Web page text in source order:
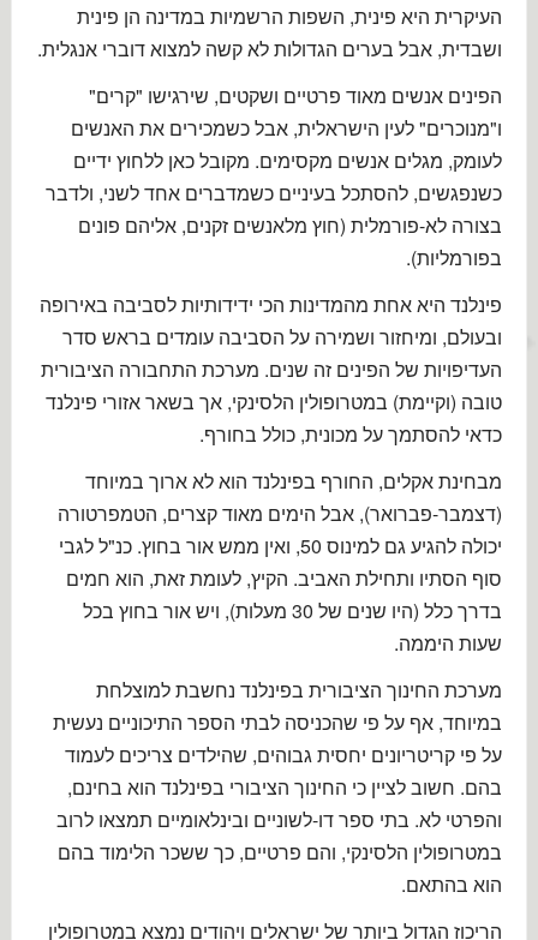
העיקרית היא פינית, השפות הרשמיות במדינה הן פינית
ושבדית, אבל בערים הגדולות לא קשה למצוא דוברי אנגלית.
הפינים אנשים מאוד פרטיים ושקטים, שירגישו "קרים"
ו"מנוכרים" לעין הישראלית, אבל כשמכירים את האנשים
לעומק, מגלים אנשים מקסימים. מקובל כאן ללחוץ ידיים
כשנפגשים, להסתכל בעיניים כשמדברים אחד לשני, ולדבר
בצורה לא-פורמלית (חוץ מלאנשים זקנים, אליהם פונים
בפורמליות).
פינלנד היא אחת מהמדינות הכי ידידותיות לסביבה באירופה
ובעולם, ומיחזור ושמירה על הסביבה עומדים בראש סדר
העדיפויות של הפינים זה שנים. מערכת התחבורה הציבורית
טובה (וקיימת) במטרופולין הלסינקי, אך בשאר אזורי פינלנד
כדאי להסתמך על מכונית, כולל בחורף.
מבחינת אקלים, החורף בפינלנד הוא לא ארוך במיוחד
(דצמבר-פברואר), אבל הימים מאוד קצרים, הטמפרטורה
יכולה להגיע גם למינוס 50, ואין ממש אור בחוץ. כנ"ל לגבי
סוף הסתיו ותחילת האביב. הקיץ, לעומת זאת, הוא חמים
בדרך כלל (היו שנים של 30 מעלות), ויש אור בחוץ בכל
שעות היממה.
מערכת החינוך הציבורית בפינלנד נחשבת למוצלחת
במיוחד, אף על פי שהכניסה לבתי הספר התיכוניים נעשית
על פי קריטריונים יחסית גבוהים, שהילדים צריכים לעמוד
בהם. חשוב לציין כי החינוך הציבורי בפינלנד הוא בחינם,
והפרטי לא. בתי ספר דו-לשוניים ובינלאומיים תמצאו לרוב
במטרופולין הלסינקי, והם פרטיים, כך ששכר הלימוד בהם
הוא בהתאם.
הריכוז הגדול ביותר של ישראלים ויהודים נמצא במטרופולין